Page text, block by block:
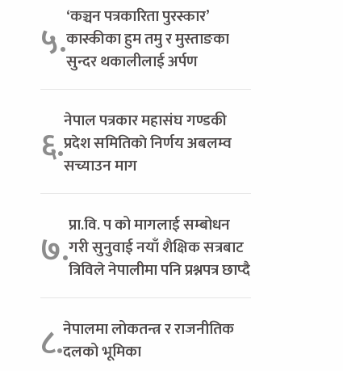
५.‘कञ्चन पत्रकारिता पुरस्कार’
कास्कीका हुम तमु र मुस्ताङका
सुन्दर थकालीलाई अर्पण
६.नेपाल पत्रकार महासंघ गण्डकी
प्रदेश समितिकाे निर्णय अबलम्व
सच्याउन माग
७.प्रा.वि. प को मागलाई सम्बोधन
गरी सुनुवाई नयाँ शैक्षिक सत्रबाट
त्रिविले नेपालीमा पनि प्रश्नपत्र छाप्दै
८.नेपालमा लोकतन्त्र र राजनीतिक
दलको भूमिका